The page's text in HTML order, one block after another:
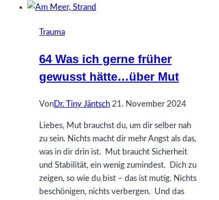
gerne
über
Freiheit
Trauma
64 Was ich gerne früher
gewusst hätte…über Mut
VonDr. Tiny Jäntsch 21. November 2024
Liebes, Mut brauchst du, um dir selber nah
zu sein. Nichts macht dir mehr Angst als das,
was in dir drin ist. Mut braucht Sicherheit
und Stabilität, ein wenig zumindest. Dich zu
zeigen, so wie du bist – das ist mutig. Nichts
beschönigen, nichts verbergen. Und das